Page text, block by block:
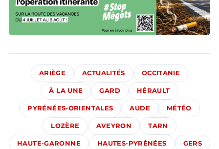
ARIÈGE ACTUALITÉS OCCITANIE
À LA UNE GARD HÉRAULT
PYRÉNÉES-ORIENTALES AUDE MÉTÉO
LOZÈRE AVEYRON TARN
HAUTE-GARONNE HAUTES-PYRÉNÉES GERS